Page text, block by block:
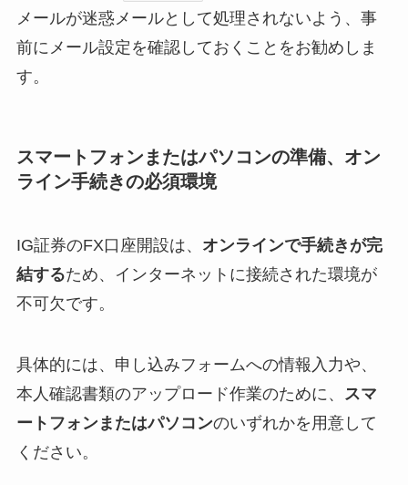
メールが迷惑メールとして処理されないよう、事
前にメール設定を確認しておくことをお勧めしま
す。
スマートフォンまたはパソコンの準備、オン
ライン手続きの必須環境
IG証券のFX口座開設は、 オンラインで手続きが完
結するため、インターネットに接続された環境が
不可欠です。
具体的には、申し込みフォームへの情報入力や、
本人確認書類のアップロード作業のために、 スマ
ートフォンまたはパソコンのいずれかを用意して
ください。